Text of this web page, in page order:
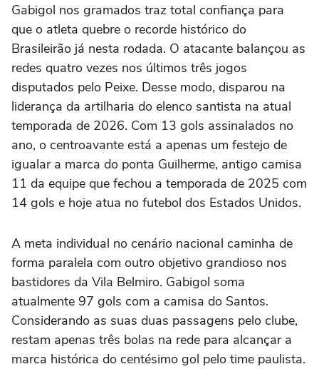
Gabigol nos gramados traz total confiança para
que o atleta quebre o recorde histórico do
Brasileirão já nesta rodada. O atacante balançou as
redes quatro vezes nos últimos três jogos
disputados pelo Peixe. Desse modo, disparou na
liderança da artilharia do elenco santista na atual
temporada de 2026. Com 13 gols assinalados no
ano, o centroavante está a apenas um festejo de
igualar a marca do ponta Guilherme, antigo camisa
11 da equipe que fechou a temporada de 2025 com
14 gols e hoje atua no futebol dos Estados Unidos.
A meta individual no cenário nacional caminha de
forma paralela com outro objetivo grandioso nos
bastidores da Vila Belmiro. Gabigol soma
atualmente 97 gols com a camisa do Santos.
Considerando as suas duas passagens pelo clube,
restam apenas três bolas na rede para alcançar a
marca histórica do centésimo gol pelo time paulista.